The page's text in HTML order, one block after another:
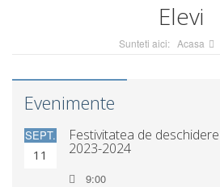
Elevi
Sunteti aici: Acasa
Evenimente
SEPT.
11
Festivitatea de
2023-2024
9:00